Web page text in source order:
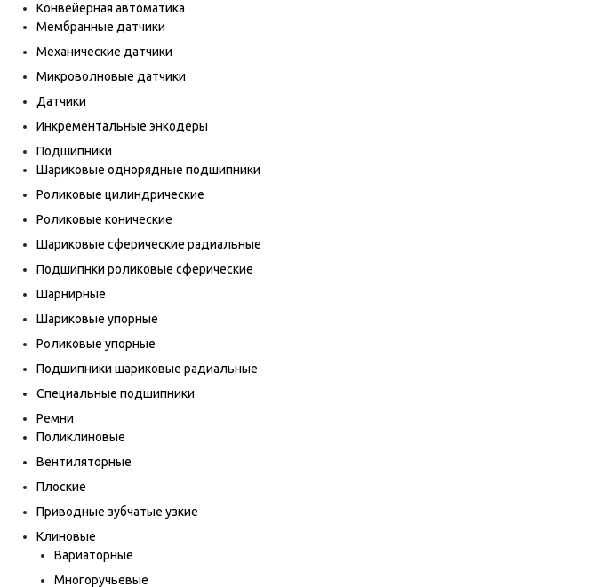
Конвейерная автоматика
Мембранные датчики
Механические датчики
Микроволновые датчики
Датчики
Инкрементальные энкодеры
Подшипники
Шариковые однорядные подшипники
Роликовые цилиндрические
Роликовые конические
Шариковые сферические радиальные
Подшипнки роликовые сферические
Шарнирные
Шариковые упорные
Роликовые упорные
Подшипники шариковые радиальные
Специальные подшипники
Ремни
Поликлиновые
Вентиляторные
Плоские
Приводные зубчатые узкие
Клиновые
Вариаторные
Многоручьевые